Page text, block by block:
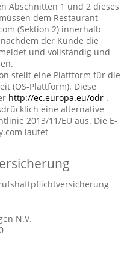
Abschnitten 1 und 2 dieses
dem Restaurant
(Sektion 2) innerhalb
der Kunde die
und vollständig und
stellt eine Plattform für die
(OS-Plattform). Diese
http://ec.europa.eu/odr .
eine alternative
2013/11/EU aus. Die E-
lautet
N.V.